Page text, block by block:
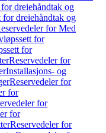
dreiehåndtak og
for dreiehåndtak og
for Med
for
for
Reservedeler for
Installasjons- og
Reservedeler for
for
for
for
Reservedeler for